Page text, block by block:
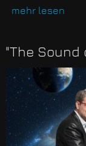
mehr lesen
"The Sound